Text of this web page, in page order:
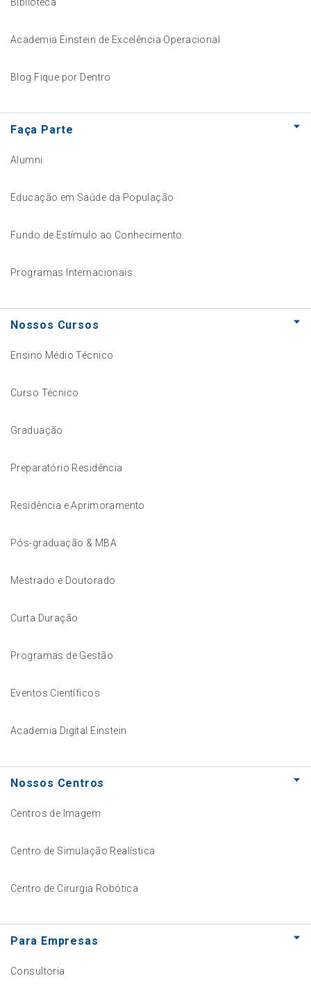
Academia Einstein de Excelência Operacional
Blog Fique por Dentro
Faça Parte
Alumni
Educação em Saúde da População
Fundo de Estímulo ao Conhecimento
Programas Internacionais
Nossos Cursos
Ensino Médio Técnico
Curso Técnico
Graduação
Preparatório Residência
Residência e Aprimoramento
Pós-graduação & MBA
Mestrado e Doutorado
Curta Duração
Programas de Gestão
Eventos Científicos
Academia Digital Einstein
Nossos Centros
Centros de Imagem
Centro de Simulação Realística
Centro de Cirurgia Robótica
Para Empresas
Consultoria